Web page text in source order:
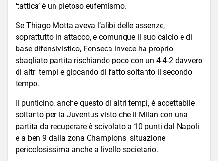
‘tattica’ è un pietoso eufemismo.
Se Thiago Motta aveva l’alibi delle assenze,
soprattutto in attacco, e comunque il suo calcio è di
base difensivistico, Fonseca invece ha proprio
sbagliato partita rischiando poco con un 4-4-2 davvero
di altri tempi e giocando di fatto soltanto il secondo
tempo.
Il punticino, anche questo di altri tempi, è accettabile
soltanto per la Juventus visto che il Milan con una
partita da recuperare è scivolato a 10 punti dal Napoli
e a ben 9 dalla zona Champions: situazione
pericolosissima anche a livello societario.